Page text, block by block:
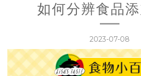
如何分辨食品
2023-07-08